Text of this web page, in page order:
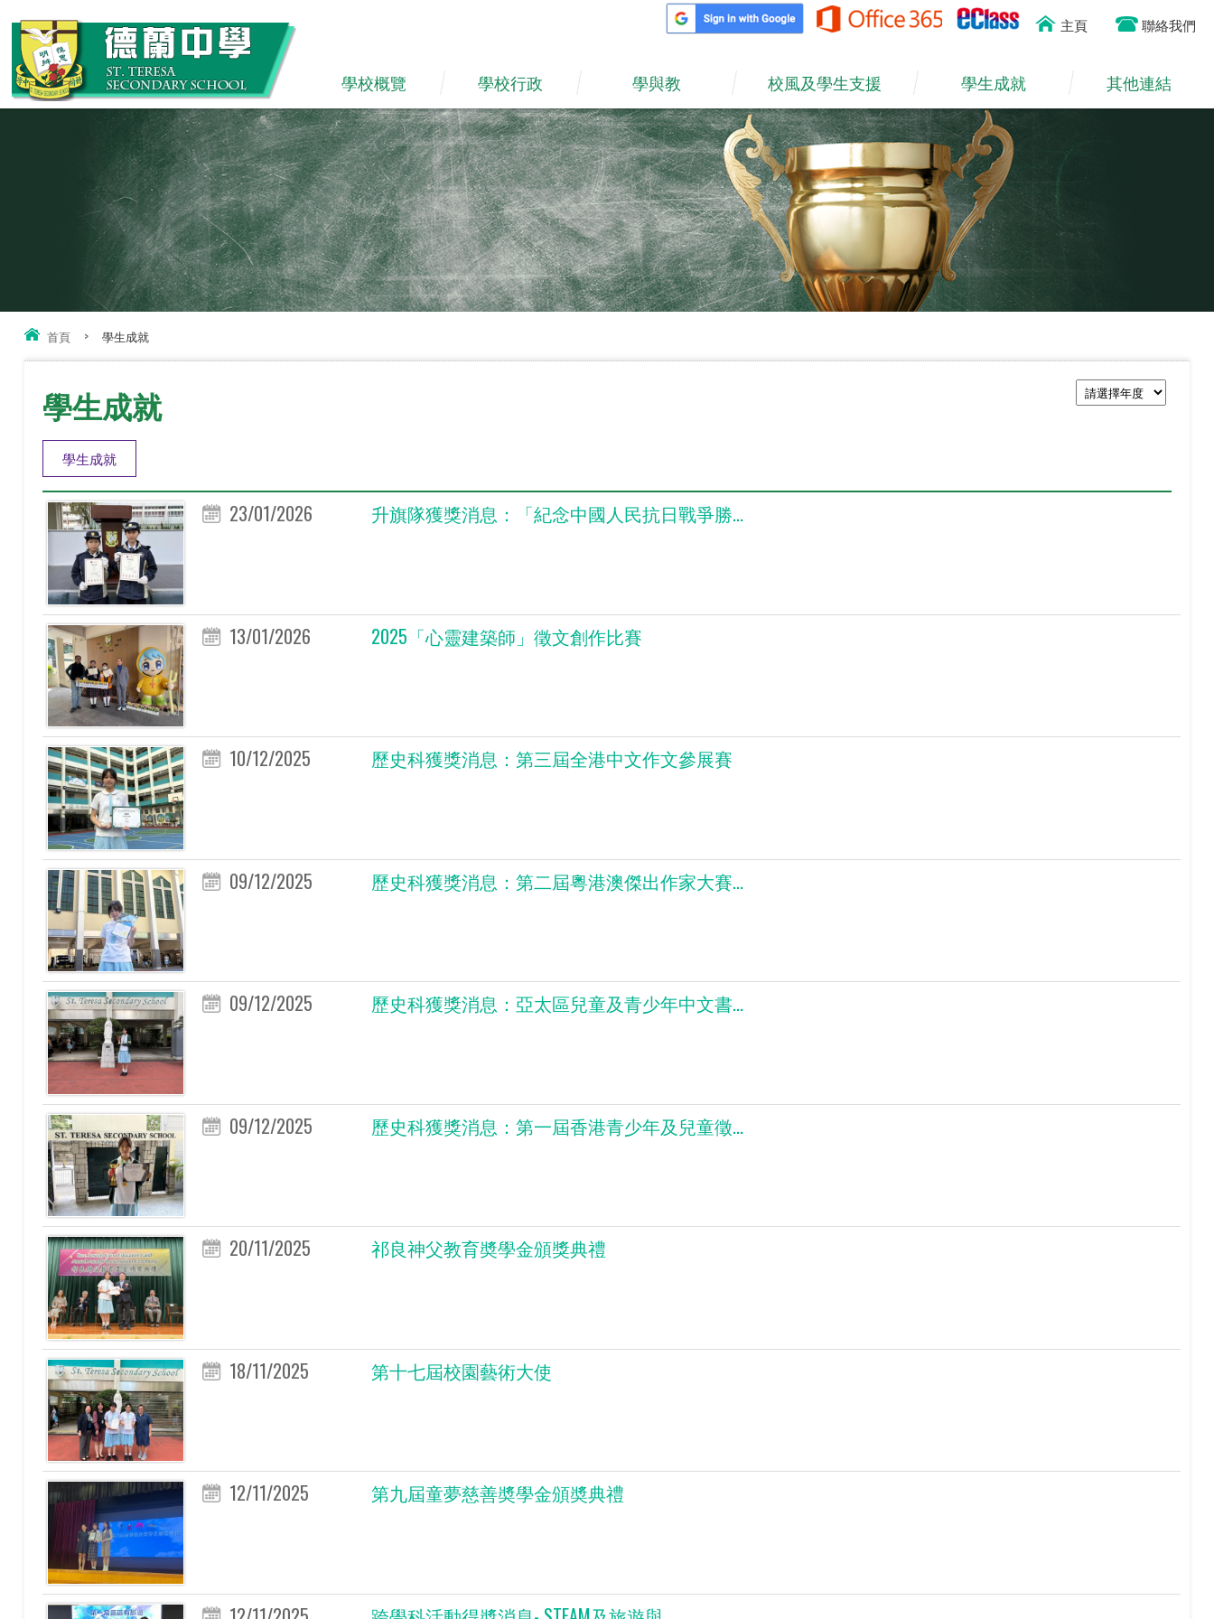
主頁 聯絡我們
學校概覽 學校行政 學與教 校風及學生支援 學生成就 其他連結
首頁 > 學生成就
學生成就
學生成就
23/01/2026 升旗隊獲獎消息：「紀念中國人民抗日戰爭勝...
13/01/2026 2025「心靈建築師」徵文創作比賽
10/12/2025 歷史科獲獎消息：第三屆全港中文作文參展賽
09/12/2025 歷史科獲獎消息：第二屆粵港澳傑出作家大賽...
09/12/2025 歷史科獲獎消息：亞太區兒童及青少年中文書...
09/12/2025 歷史科獲獎消息：第一屆香港青少年及兒童徵...
20/11/2025 祁良神父教育奬學金頒獎典禮
18/11/2025 第十七屆校園藝術大使
12/11/2025 第九屆童夢慈善奬學金頒奬典禮